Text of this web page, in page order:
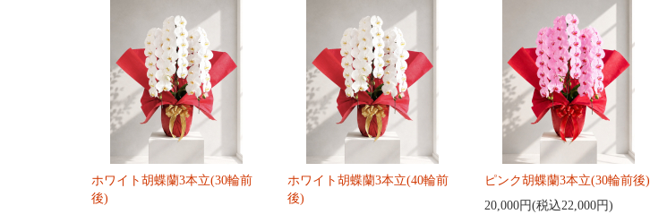
ホワイト胡蝶蘭3本立(30輪前
後)
ホワイト胡蝶蘭3本立(40輪前
後)
ピンク胡蝶蘭3本立(30輪前後)
20,000円(税込22,000円)